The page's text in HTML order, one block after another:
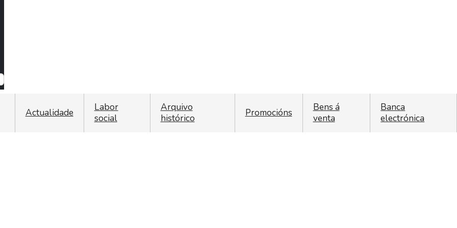
additional actions
Actualidade
Labor
social
Arquivo
histórico
Promocións
Bens á
venta
Banca
electrónica